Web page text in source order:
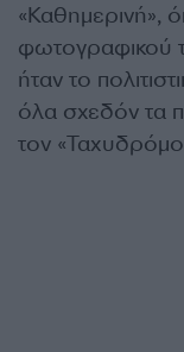
«Καθημερινή»,
φωτογραφικού
ήταν το
όλα σχεδόν τα
τον